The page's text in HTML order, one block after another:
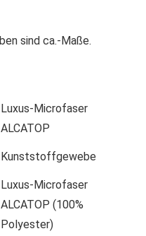
sind ca.-Maße.
Luxus-Microfaser
ALCATOP
Kunststoffgewebe
Luxus-Microfaser
ALCATOP (100%
Polyester)